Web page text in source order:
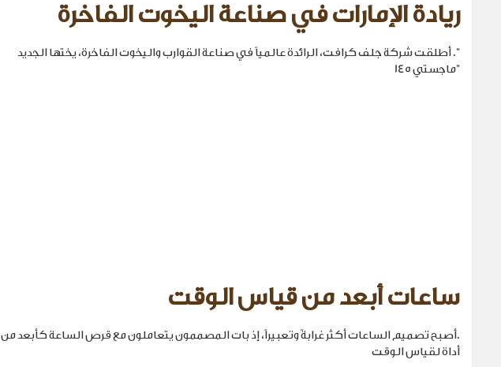
ريادة الإمارات في صناعة اليخوت الفاخرة
". أطلقت شركة جلف كرافت، الرائدة عالمياً في صناعة القوارب واليخوت الفاخرة، يختها الجديد
"ماجستي 145
ساعات أبعد من قياس الوقت
.أصبح تصميم الساعات أكثر غرابةً وتعبيراً، إذ بات المصممون يتعاملون مع قرص الساعة كأبعد من
أداة لقياس الوقت